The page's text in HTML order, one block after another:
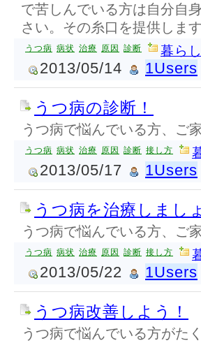
で苦しんでいる方は自分自
さい。その糸口を提供します
うつ病 病状 治療 原因 診断 暮ら
2013/05/14 1Users
うつ病の診断！
うつ病で悩んでいる方、ご
うつ病 病状 治療 原因 診断 接し方
2013/05/17 1Users
うつ病を治療しまし
うつ病で悩んでいる方、ご
うつ病 病状 治療 原因 診断 接し方
2013/05/22 1Users
うつ病改善しよう！
うつ病で悩んでいる方がた